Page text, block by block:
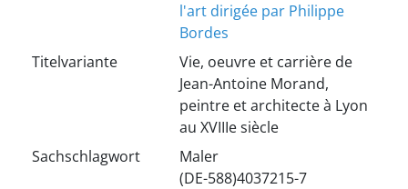
l'art dirigée par Philippe
Bordes
Titelvariante
Vie, oeuvre et carrière de
Jean-Antoine Morand,
peintre et architecte à Lyon
au XVIIIe siècle
Sachschlagwort
Maler
(DE-588)4037215-7